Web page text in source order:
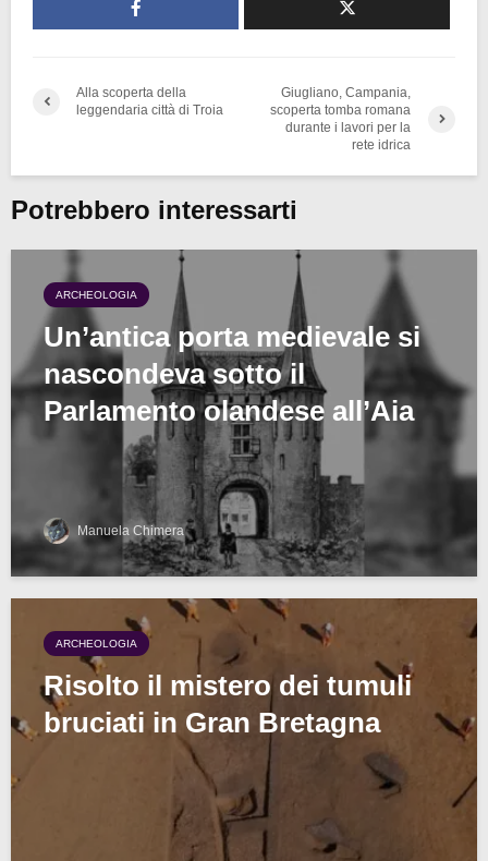
Alla scoperta della
leggendaria città di Troia
Giugliano, Campania,
scoperta tomba romana
durante i lavori per la
rete idrica
Potrebbero interessarti
ARCHEOLOGIA
Un’antica porta medievale si
nascondeva sotto il
Parlamento olandese all’Aia
Manuela Chimera
ARCHEOLOGIA
Risolto il mistero dei tumuli
bruciati in Gran Bretagna